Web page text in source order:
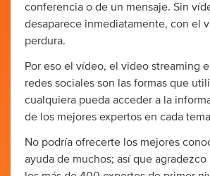
conferencia o de un mensaje. Sin
desaparece inmediatamente, con el
perdura.
Por eso el vídeo, el video streaming
redes sociales son las formas que
cualquiera pueda acceder a la
de los mejores expertos en cada
No podría ofrecerte los mejores
ayuda de muchos; así que agradezco